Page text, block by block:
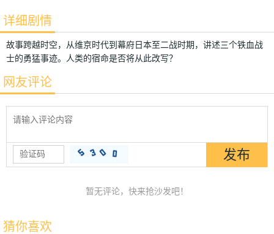
详细剧情
故事跨越时空，从维京时代到幕府日本至二战时期，讲述三个铁血战
士的勇猛事迹。人类的宿命是否将从此改写？
网友评论
暂无评论，快来抢沙发吧！
猜你喜欢